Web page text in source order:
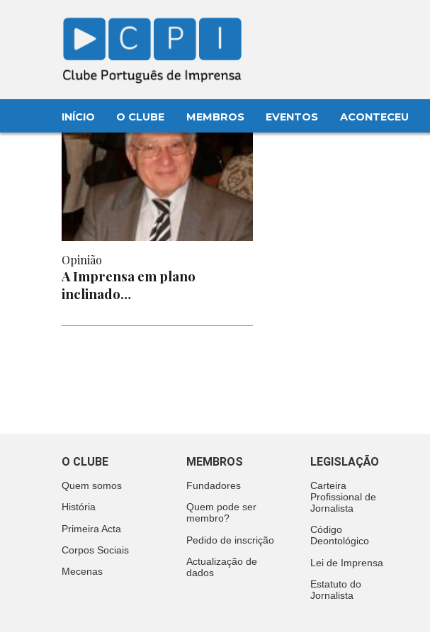
INÍCIO O CLUBE MEMBROS EVENTOS ACONTECEU
Opinião
A Imprensa em plano
inclinado…
O CLUBE
Quem somos
História
Primeira Acta
Corpos Sociais
Mecenas
MEMBROS
Fundadores
Quem pode ser
membro?
Pedido de inscrição
Actualização de
dados
LEGISLAÇÃO
Carteira
Profissional de
Jornalista
Código
Deontológico
Lei de Imprensa
Estatuto do
Jornalista